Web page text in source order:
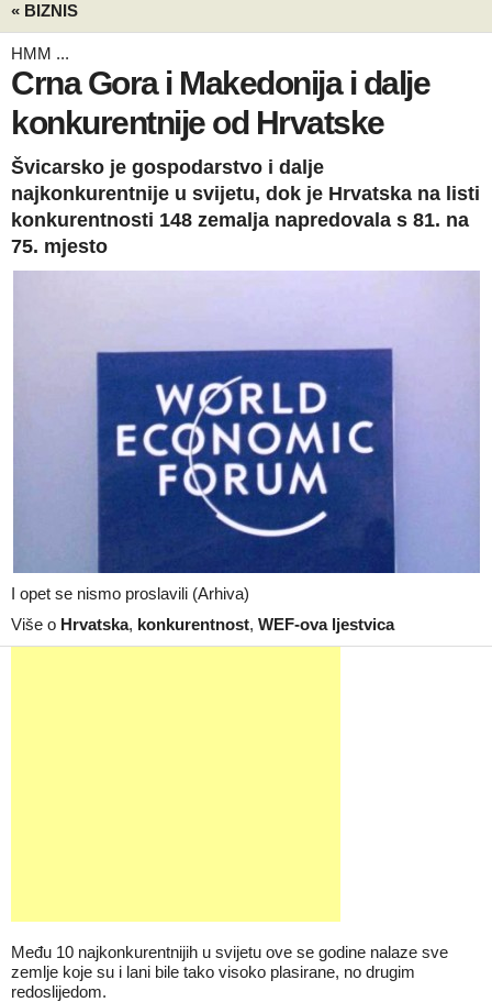
« BIZNIS
HMM ...
Crna Gora i Makedonija i dalje
konkurentnije od Hrvatske
Švicarsko je gospodarstvo i dalje
najkonkurentnije u svijetu, dok je Hrvatska na listi
konkurentnosti 148 zemalja napredovala s 81. na
75. mjesto
I opet se nismo proslavili (Arhiva)
Više o Hrvatska, konkurentnost, WEF-ova ljestvica
Među 10 najkonkurentnijih u svijetu ove se godine nalaze sve
zemlje koje su i lani bile tako visoko plasirane, no drugim
redoslijedom.